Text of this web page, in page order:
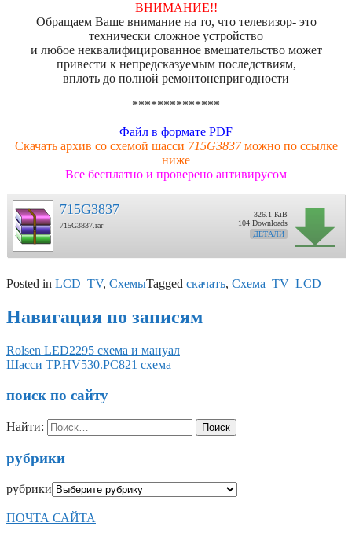
ВНИМАНИЕ!!
Обращаем Ваше внимание на то, что телевизор- это
технически сложное устройство
и любое неквалифицированное вмешательство может
привести к непредсказуемым последствиям,
вплоть до полной ремонтонепригодности
**************
Файл в формате PDF
Скачать архив со схемой шасси 715G3837можно по ссылке
ниже
Все бесплатно и проверено антивирусом
715G3837
715G3837.rar
326.1 KiB
104 Downloads
ДЕТАЛИ
Posted in LCD_TV, СхемыTagged скачать, Схема_TV_LCD
Навигация по записям
Rolsen LED2295 схема и мануал
Шасси TP.HV530.PC821 схема
поиск по сайту
Найти:
рубрики
рубрики
ПОЧТА САЙТА